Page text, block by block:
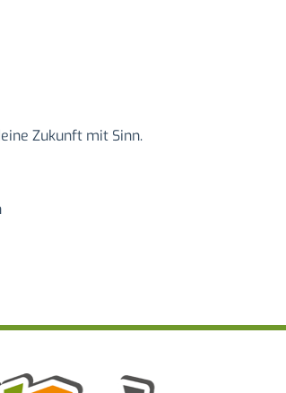
Zukunft mit Sinn.